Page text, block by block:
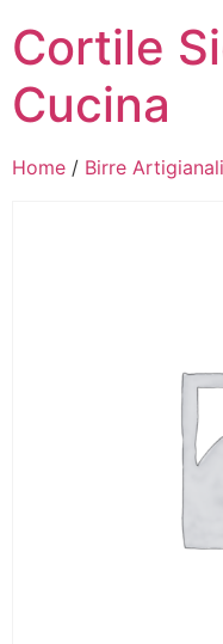
Cortile
Cucina
Home / Birre